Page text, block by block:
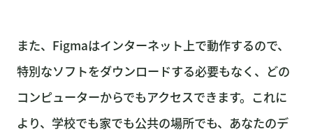
また、Figmaはインターネット上で動作するので、
特別なソフトをダウンロードする必要もなく、どの
コンピューターからでもアクセスできます。これに
より、学校でも家でも公共の場所でも、あなたのデ